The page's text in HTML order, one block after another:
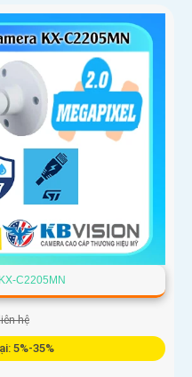
C2205MN
hệ
5%-35%